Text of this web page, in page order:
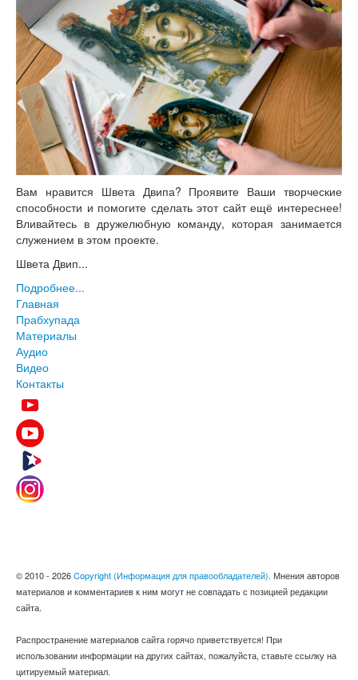
Вам нравится Швета Двипа? Проявите Ваши творческие
способности и помогите сделать этот сайт ещё интереснее!
Вливайтесь в дружелюбную команду, которая занимается
служением в этом проекте.
Швета Двип...
Подробнее...
Главная
Прабхупада
Материалы
Аудио
Видео
Контакты
© 2010 - 2026Copyright (Информация для правообладателей). Мнения авторов
материалов и комментариев к ним могут не совпадать с позицией редакции
сайта.
Распространение материалов сайта горячо приветствуется! При
использовании информации на других сайтах, пожалуйста, ставьте ссылку на
цитируемый материал.